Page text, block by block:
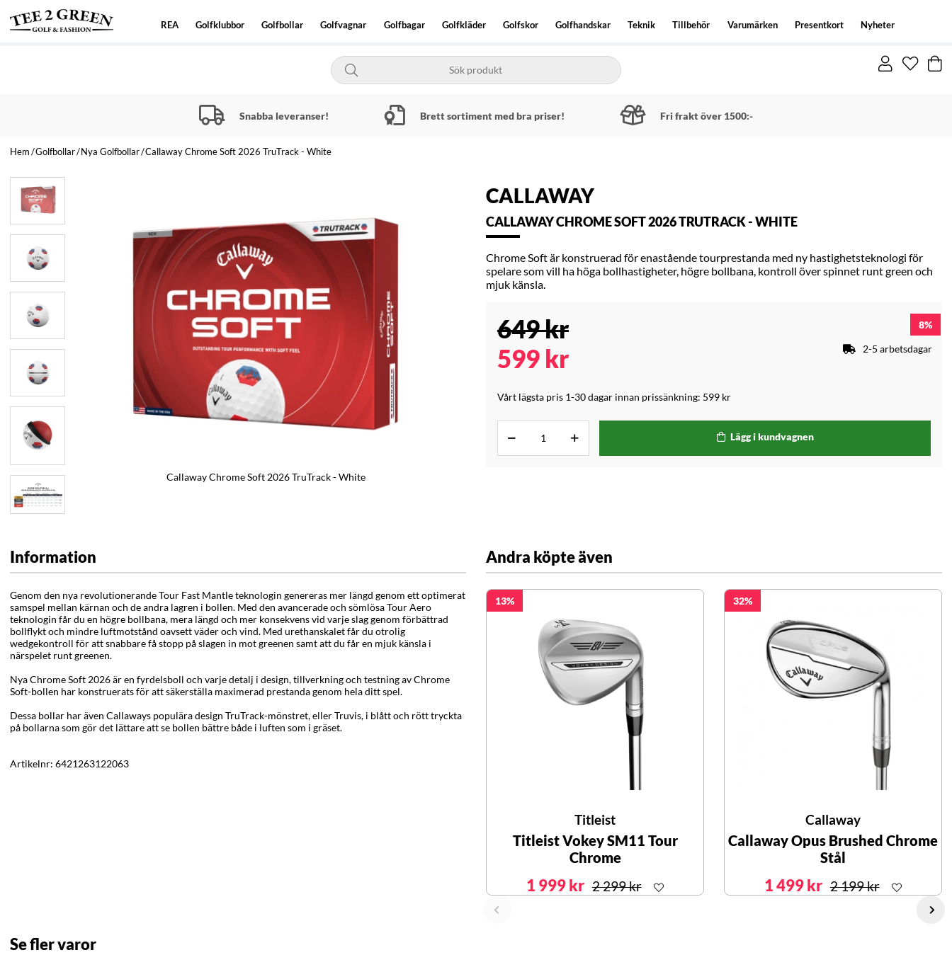
REA Golfklubbor Golfbollar Golfvagnar Golfbagar Golfkläder Golfskor Golfhandskar Teknik Tillbehör Varumärken Presentkort Nyheter
Snabba leveranser! Brett sortiment med bra priser! Fri frakt över 1500:-
Hem Golfbollar Nya Golfbollar Callaway Chrome Soft 2026 TruTrack - White
Callaway Chrome Soft 2026 TruTrack - White
CALLAWAY
CALLAWAY CHROME SOFT 2026 TRUTRACK - WHITE
Chrome Soft är konstruerad för enastående tourprestanda med ny hastighetsteknologi för
spelare som vill ha höga bollhastigheter, högre bollbana, kontroll över spinnet runt green och
mjuk känsla.
649kr
599 kr
Vårt lägsta pris 1-30 dagar innan prissänkning: 599 kr
8
2-5 arbetsdagar
Lägg i kundvagnen
Information
Genom den nya revolutionerande Tour Fast Mantle teknologin genereras mer längd genom ett optimerat
samspel mellan kärnan och de andra lagren i bollen. Med den avancerade och sömlösa Tour Aero
teknologin får du en högre bollbana, mera längd och mer konsekvens vid varje slag genom förbättrad
bollflykt och mindre luftmotstånd oavsett väder och vind. Med urethanskalet får du otrolig
wedgekontroll för att snabbare få stopp på slagen in mot greenen samt att du får en mjuk känsla i
närspelet runt greenen.
Nya Chrome Soft 2026 är en fyrdelsboll och varje detalj i design, tillverkning och testning av Chrome
Soft-bollen har konstruerats för att säkerställa maximerad prestanda genom hela ditt spel.
Dessa bollar har även Callaways populära design TruTrack-mönstret, eller Truvis, i blått och rött tryckta
på bollarna som gör det lättare att se bollen bättre både i luften som i gräset.
Artikelnr: 6421263122063
Andra köpte även
13
Titleist
Titleist Vokey SM11 Tour
Chrome
1 999 kr 2 299 kr
32
Callaway
Callaway Opus Brushed Chrome
Stål
1 499 kr 2 199 kr
Se fler varor